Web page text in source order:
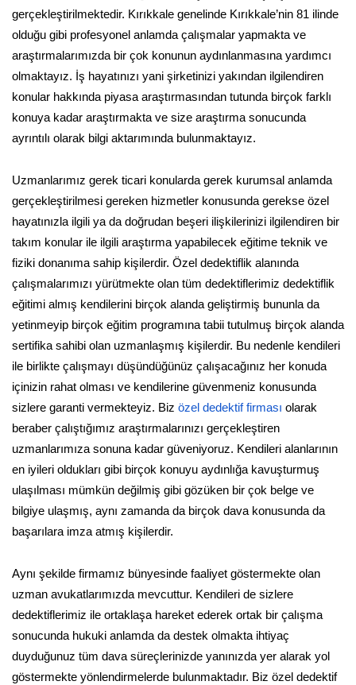
gerçekleştirilmektedir. Kırıkkale genelinde Kırıkkale’nin 81 ilinde
olduğu gibi profesyonel anlamda çalışmalar yapmakta ve
araştırmalarımızda bir çok konunun aydınlanmasına yardımcı
olmaktayız. İş hayatınızı yani şirketinizi yakından ilgilendiren
konular hakkında piyasa araştırmasından tutunda birçok farklı
konuya kadar araştırmakta ve size araştırma sonucunda
ayrıntılı olarak bilgi aktarımında bulunmaktayız.
Uzmanlarımız gerek ticari konularda gerek kurumsal anlamda
gerçekleştirilmesi gereken hizmetler konusunda gerekse özel
hayatınızla ilgili ya da doğrudan beşeri ilişkilerinizi ilgilendiren bir
takım konular ile ilgili araştırma yapabilecek eğitime teknik ve
fiziki donanıma sahip kişilerdir. Özel dedektiflik alanında
çalışmalarımızı yürütmekte olan tüm dedektiflerimiz dedektiflik
eğitimi almış kendilerini birçok alanda geliştirmiş bununla da
yetinmeyip birçok eğitim programına tabii tutulmuş birçok alanda
sertifika sahibi olan uzmanlaşmış kişilerdir. Bu nedenle kendileri
ile birlikte çalışmayı düşündüğünüz çalışacağınız her konuda
içinizin rahat olması ve kendilerine güvenmeniz konusunda
sizlere garanti vermekteyiz. Biz özel dedektif firması olarak
beraber çalıştığımız araştırmalarınızı gerçekleştiren
uzmanlarımıza sonuna kadar güveniyoruz. Kendileri alanlarının
en iyileri oldukları gibi birçok konuyu aydınlığa kavuşturmuş
ulaşılması mümkün değilmiş gibi gözüken bir çok belge ve
bilgiye ulaşmış, aynı zamanda da birçok dava konusunda da
başarılara imza atmış kişilerdir.
Aynı şekilde firmamız bünyesinde faaliyet göstermekte olan
uzman avukatlarımızda mevcuttur. Kendileri de sizlere
dedektiflerimiz ile ortaklaşa hareket ederek ortak bir çalışma
sonucunda hukuki anlamda da destek olmakta ihtiyaç
duyduğunuz tüm dava süreçlerinizde yanınızda yer alarak yol
göstermekte yönlendirmelerde bulunmaktadır. Biz özel dedektif